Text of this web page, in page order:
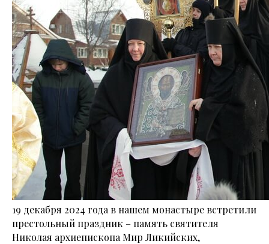
19 декабря 2024 года в нашем монастыре встретили
престольный праздник – память святителя
Николая архиепископа Мир Ликийских,